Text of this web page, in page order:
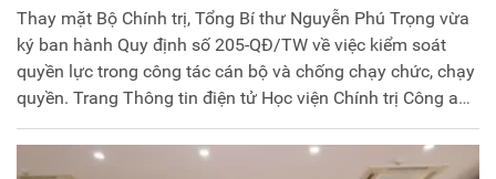
Thay mặt Bộ Chính trị, Tổng Bí thư Nguyễn Phú Trọng vừa
ký ban hành Quy định số 205-QĐ/TW về việc kiểm soát
quyền lực trong công tác cán bộ và chống chạy chức, chạy
quyền. Trang Thông tin điện tử Học viện Chính trị Công an
nhân dân trân trọng giới thiệu toàn văn quy định này.